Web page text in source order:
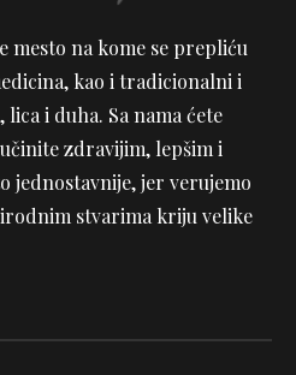
mesto na kome se prepliću
kao i tradicionalni i
i duha. Sa nama ćete
zdravijim, lepšim i
jednostavnije, jer verujemo
stvarima kriju velike